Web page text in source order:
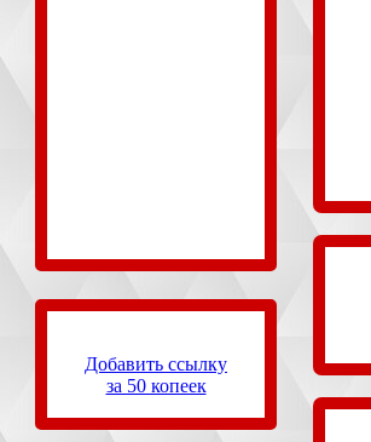
Добавить ссылку
за 50 копеек